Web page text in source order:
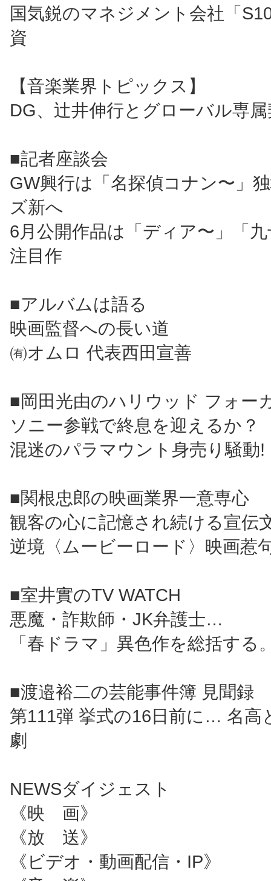
国気鋭のマネジメント会社「
資
【音楽業界トピックス】
DG、辻井伸行とグローバル専
■記者座談会
GW興行は「名探偵コナン〜」
ズ新へ
6月公開作品は「ディア〜」「
注目作
■アルバムは語る
映画監督への長い道
㈲オムロ 代表西田宣善
■岡田光由のハリウッド フォー
ソニー参戦で終息を迎えるか？
混迷のパラマウント身売り騒動!
■関根忠郎の映画業界一意専心
観客の心に記憶され続ける宣伝
逆境〈ムービーロード〉映画惹
■室井實のTV WATCH
悪魔・詐欺師・JK弁護士…
「春ドラマ」異色作を総括する
■渡邉裕二の芸能事件簿 見聞録
第111弾 挙式の16日前に… 名高
劇
NEWSダイジェスト
《映 画》
《放 送》
《ビデオ・動画配信・IP》